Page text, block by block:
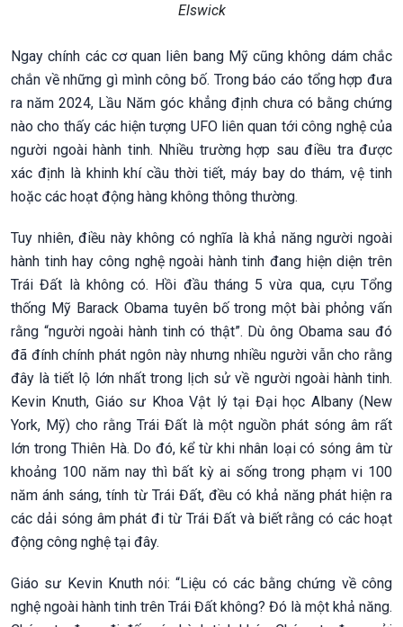
Elswick
Ngay chính các cơ quan liên bang Mỹ cũng không dám chắc
chắn về những gì mình công bố. Trong báo cáo tổng hợp đưa
ra năm 2024, Lầu Năm góc khẳng định chưa có bằng chứng
nào cho thấy các hiện tượng UFO liên quan tới công nghệ của
người ngoài hành tinh. Nhiều trường hợp sau điều tra được
xác định là khinh khí cầu thời tiết, máy bay do thám, vệ tinh
hoặc các hoạt động hàng không thông thường.
Tuy nhiên, điều này không có nghĩa là khả năng người ngoài
hành tinh hay công nghệ ngoài hành tinh đang hiện diện trên
Trái Đất là không có. Hồi đầu tháng 5 vừa qua, cựu Tổng
thống Mỹ Barack Obama tuyên bố trong một bài phỏng vấn
rằng “người ngoài hành tinh có thật”. Dù ông Obama sau đó
đã đính chính phát ngôn này nhưng nhiều người vẫn cho rằng
đây là tiết lộ lớn nhất trong lịch sử về người ngoài hành tinh.
Kevin Knuth, Giáo sư Khoa Vật lý tại Đại học Albany (New
York, Mỹ) cho rằng Trái Đất là một nguồn phát sóng âm rất
lớn trong Thiên Hà. Do đó, kể từ khi nhân loại có sóng âm từ
khoảng 100 năm nay thì bất kỳ ai sống trong phạm vi 100
năm ánh sáng, tính từ Trái Đất, đều có khả năng phát hiện ra
các dải sóng âm phát đi từ Trái Đất và biết rằng có các hoạt
động công nghệ tại đây.
Giáo sư Kevin Knuth nói: “Liệu có các bằng chứng về công
nghệ ngoài hành tinh trên Trái Đất không? Đó là một khả năng.